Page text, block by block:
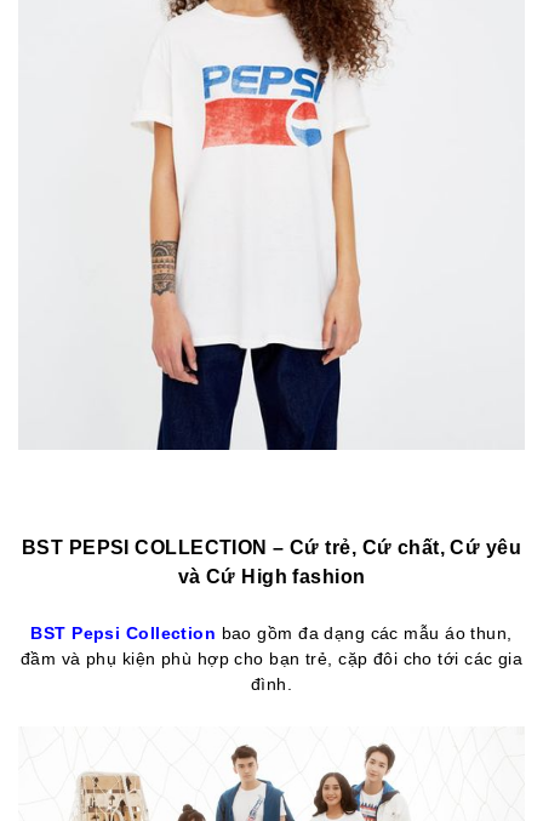
BST PEPSI COLLECTION – Cứ trẻ, Cứ chất, Cứ yêu
và Cứ High fashion
BST Pepsi Collection bao gồm đa dạng các mẫu áo thun,
đầm và phụ kiện phù hợp cho bạn trẻ, cặp đôi cho tới các gia
đình.